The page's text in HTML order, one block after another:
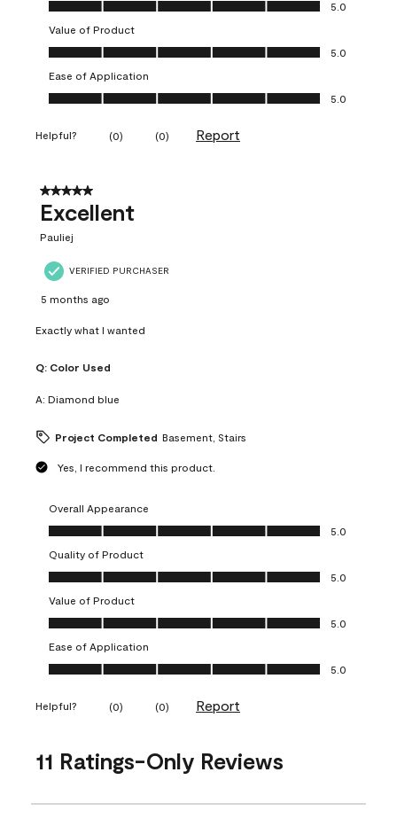
5.0
Value of Product
Value of Product, 5.0 out of 5
5.0
Ease of Application
Ease of Application, 5.0 out of 5
5.0
Helpful? (0) (0) Report
5 out of 5 stars.
Excellent
Pauliej
VERIFIED PURCHASER
5 months ago
Exactly what I wanted
Q: Color Used
A: Diamond blue
Project Completed Basement, Stairs
Yes, I recommend this product.
Overall Appearance
Overall Appearance, 5.0 out of 5
5.0
Quality of Product
Quality of Product, 5.0 out of 5
5.0
Value of Product
Value of Product, 5.0 out of 5
5.0
Ease of Application
Ease of Application, 5.0 out of 5
5.0
Helpful? (0) (0) Report
11 Ratings-Only Reviews